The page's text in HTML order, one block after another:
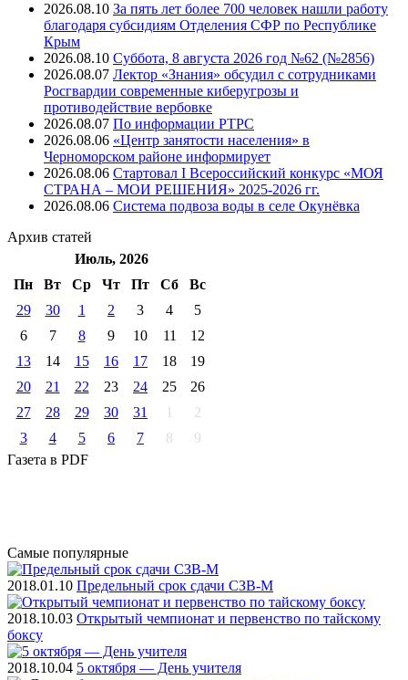
2026.08.10 За пять лет более 700 человек нашли работу
благодаря субсидиям Отделения СФР по Республике
Крым
2026.08.10 Суббота, 8 августа 2026 год №62 (№2856)
2026.08.07 Лектор «Знания» обсудил с сотрудниками
Росгвардии современные киберугрозы и
противодействие вербовке
2026.08.07 ⁠По информации РТРС
2026.08.06 «Центр занятости населения» в
Черноморском районе информирует
2026.08.06 Стартовал I Всероссийский конкурс «МОЯ
СТРАНА – МОИ РЕШЕНИЯ» 2025-2026 гг.
2026.08.06 Система подвоза воды в селе Окунёвка
Архив статей
Июль, 2026
Пн
Вт Ср Чт Пт Cб
Вс
29
30 1 2 3 4
5
6
7 8 9 10 11
12
13
14 15 16 17 18
19
20
21 22 23 24 25
26
27
28 29 30 31 1
2
3
4 5 6 7 8
9
Газета в PDF
Самые популярные
2018.01.10 Предельный срок сдачи СЗВ-М
2018.10.03 Открытый чемпионат и первенство по тайскому
боксу
2018.10.04 5 октября — День учителя